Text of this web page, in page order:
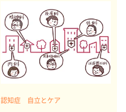
認知症 自立とケア